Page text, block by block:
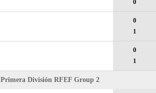
0
0
1
0
1
Primera División RFEF Group 2